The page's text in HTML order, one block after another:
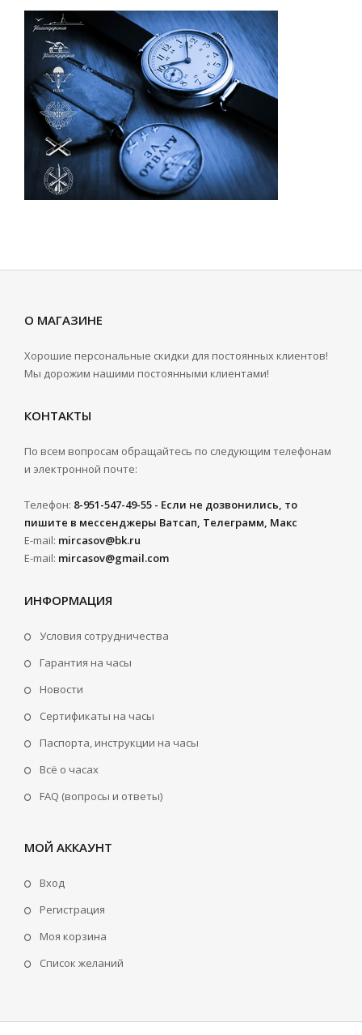
О МАГАЗИНЕ
Хорошие персональные скидки для постоянных клиентов!
Мы дорожим нашими постоянными клиентами!
КОНТАКТЫ
По всем вопросам обращайтесь по следующим телефонам
и электронной почте:
Телефон: 8-951-547-49-55 - Если не дозвонились, то
пишите в мессенджеры Ватсап, Телеграмм, Макс
E-mail: mircasov@bk.ru
E-mail: mircasov@gmail.com
ИНФОРМАЦИЯ
Условия сотрудничества
Гарантия на часы
Новости
Сертификаты на часы
Паспорта, инструкции на часы
Всё о часах
FAQ (вопросы и ответы)
МОЙ АККАУНТ
Вход
Регистрация
Моя корзина
Cписок желаний